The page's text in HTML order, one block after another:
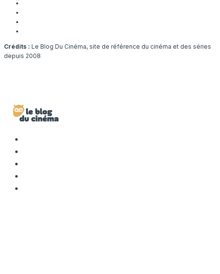
Crédits : Le Blog Du Cinéma, site de référence du cinéma et des séries
depuis 2008